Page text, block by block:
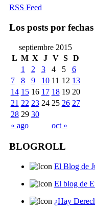
RSS Feed
Los posts por fechas
septiembre 2015
L M X J V S D
« ago oct »
1 2 3 4 5
6
7
8 9 10 11 12 13
14 15 16 17 18 19 20
21 22 23 24 25 26 27
28 29 30
BLOGROLL
El Blog de
El blog de
¿Hay